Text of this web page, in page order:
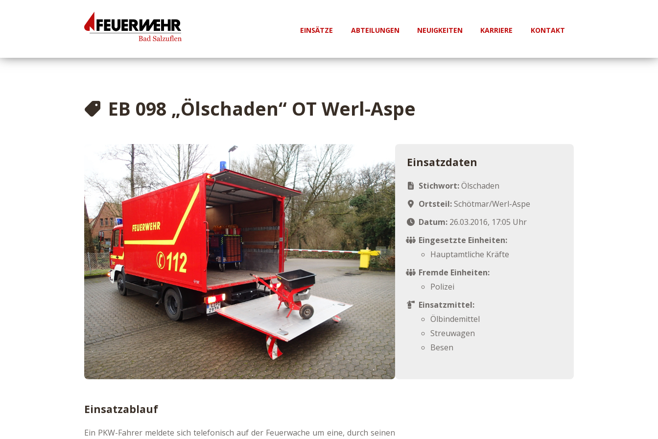
EINSÄTZE ABTEILUNGEN NEUIGKEITEN KARRIERE KONTAKT
EB 098 „Ölschaden“ OT Werl-Aspe
Einsatzablauf
Ein PKW-Fahrer meldete sich telefonisch auf der Feuerwache um eine, durch seinen
Einsatzdaten
Stichwort:Ölschaden
Ortsteil:Schötmar/Werl-Aspe
Datum:26.03.2016, 17:05 Uhr
Eingesetzte Einheiten:
Hauptamtliche Kräfte
Fremde Einheiten:
Polizei
Einsatzmittel:
Ölbindemittel
Streuwagen
Besen